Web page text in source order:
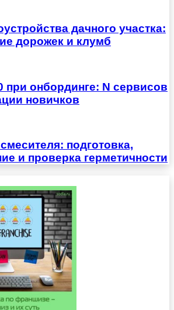
дачного участка:
дорожек и клумб
при онбординге: N сервисов
новичков
подготовка,
и проверка герметичности